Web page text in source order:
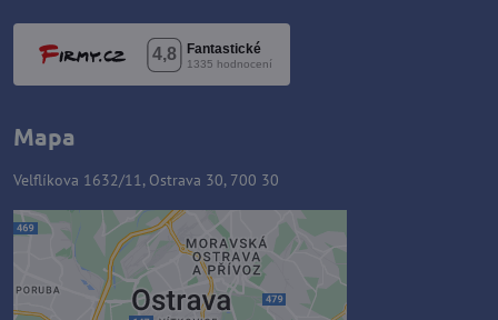
Mapa
Velflíkova 1632/11, Ostrava 30, 700 30
Externý obsah je blokovaný
Voľbami súkromia